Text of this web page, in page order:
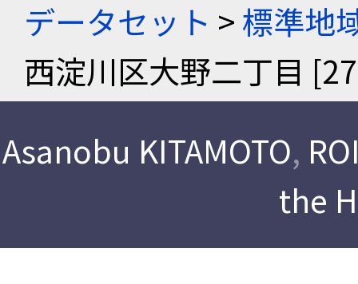
データセット >標準地
西淀川区大野二丁目
Asanobu KITAMOTO,
the